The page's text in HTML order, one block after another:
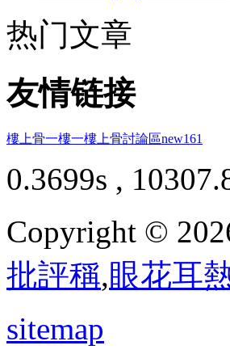
热门文章
友情链接
樓上骨一樓一樓上骨討論區new161
0.3699s ,
Copyright ©
批評稱,眼花耳
sitemap